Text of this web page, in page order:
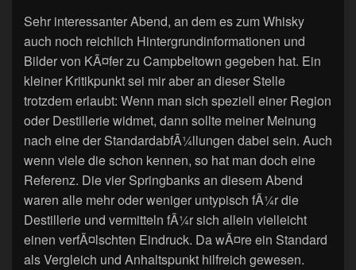
Sehr interessanter Abend, an dem es zum Whisky
auch noch reichlich Hintergrundinformationen und
Bilder von KÃ¤fer zu Campbeltown gegeben hat. Ein
kleiner Kritikpunkt sei mir aber an dieser Stelle
trotzdem erlaubt: Wenn man sich speziell einer Region
oder Destillerie widmet, dann sollte meiner Meinung
nach eine der StandardabfÃ¼llungen dabei sein. Auch
wenn viele die schon kennen, so hat man doch eine
Referenz. Die vier Springbanks an diesem Abend
waren alle mehr oder weniger untypisch fÃ¼r die
Destillerie und vermitteln fÃ¼r sich allein vielleicht
einen verfÃ¤lschten Eindruck. Da wÃ¤re ein Standard
als Vergleich und Anhaltspunkt hilfreich gewesen.